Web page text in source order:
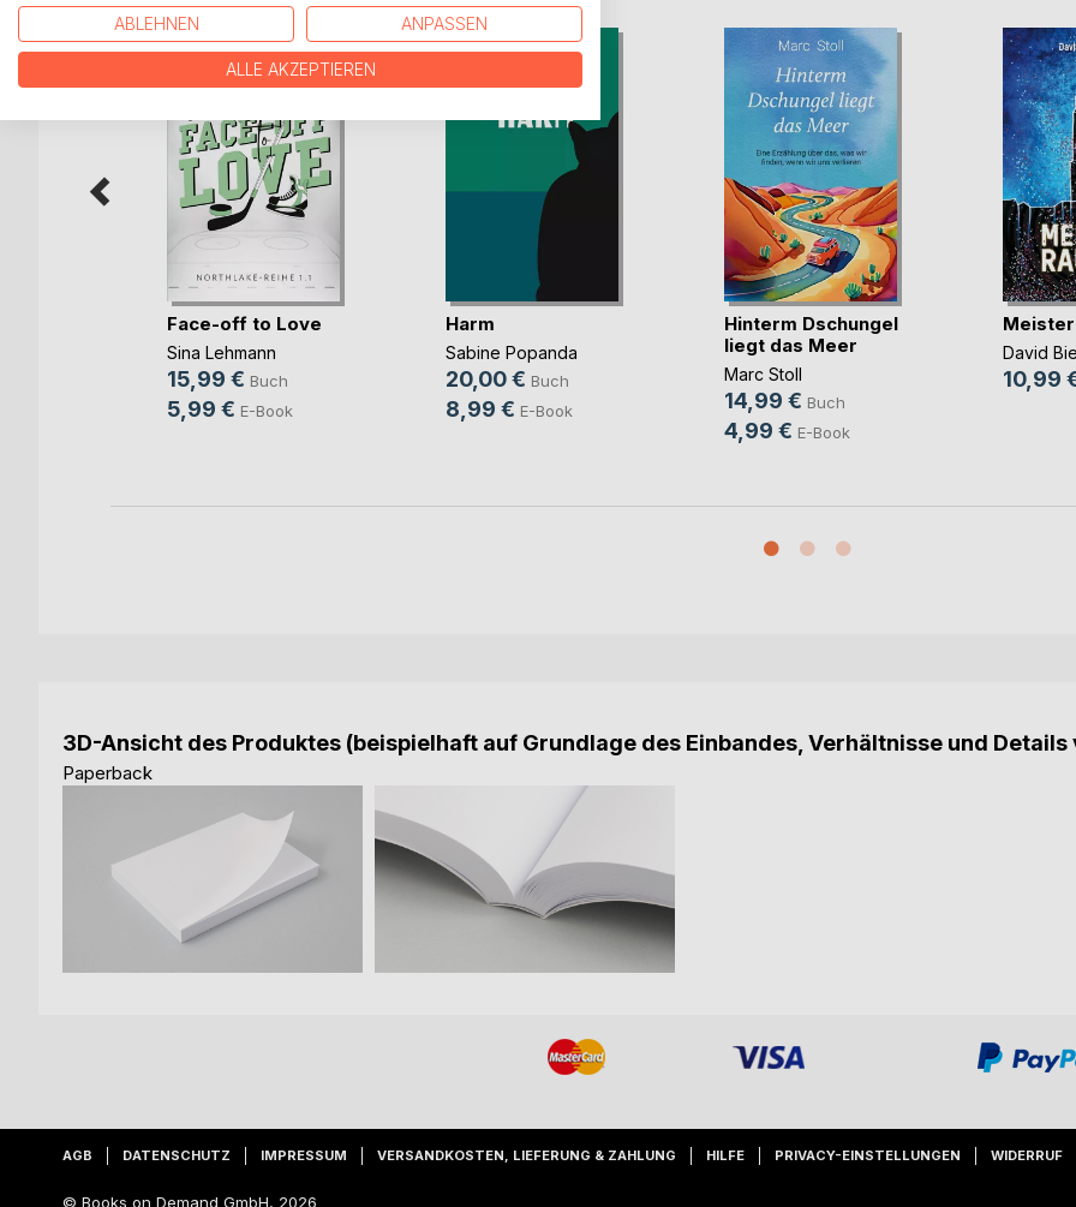
Face-off to Love
Sina Lehmann
15,99 € Buch
5,99 € E-Book
Harm
Sabine Popanda
20,00 € Buch
8,99 € E-Book
Hinterm Dschungel
liegt das Meer
Marc Stoll
14,99 € Buch
4,99 € E-Book
David
10,99
3D-Ansicht des Produktes (beispielhaft auf Grundlage des Einbandes, Verhältnisse und
Paperback
AGB DATENSCHUTZ IMPRESSUM VERSANDKOSTEN, LIEFERUNG & ZAHLUNG HILFE PRIVACY-EINSTELLUNGEN WIDERRUF
© Books on Demand GmbH, 2026
ABLEHNEN ANPASSEN
ALLE AKZEPTIEREN